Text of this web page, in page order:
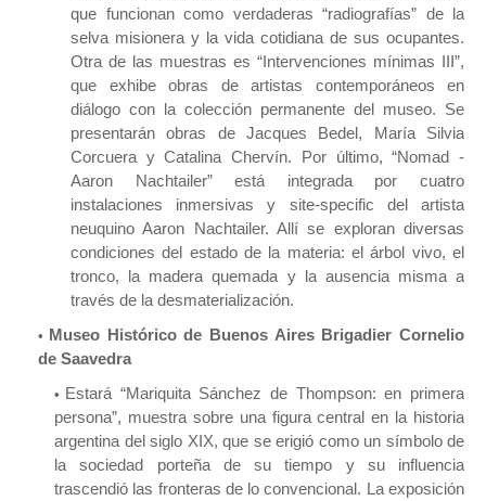
que funcionan como verdaderas “radiografías” de la
selva misionera y la vida cotidiana de sus ocupantes.
Otra de las muestras es “Intervenciones mínimas III”,
que exhibe obras de artistas contemporáneos en
diálogo con la colección permanente del museo. Se
presentarán obras de Jacques Bedel, María Silvia
Corcuera y Catalina Chervín. Por último, “Nomad -
Aaron Nachtailer” está integrada por cuatro
instalaciones inmersivas y site-specific del artista
neuquino Aaron Nachtailer. Allí se exploran diversas
condiciones del estado de la materia: el árbol vivo, el
tronco, la madera quemada y la ausencia misma a
través de la desmaterialización.
Museo Histórico de Buenos Aires Brigadier Cornelio
de Saavedra
Estará “Mariquita Sánchez de Thompson: en primera
persona”, muestra sobre una figura central en la historia
argentina del siglo XIX, que se erigió como un símbolo de
la sociedad porteña de su tiempo y su influencia
trascendió las fronteras de lo convencional. La exposición